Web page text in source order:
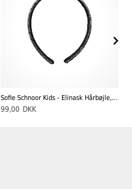
Sofie Schnoor Kids - Elinask Hårbøjle, Silver
99,00 DKK